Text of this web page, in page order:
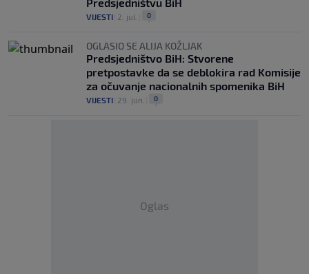
VIJESTI 2. jul. 0
OGLASIO SE ALIJA KOŽLJAK
Predsjedništvo BiH: Stvorene
pretpostavke da se deblokira rad Komisije
za očuvanje nacionalnih spomenika BiH
VIJESTI 29. jun. 0
Oglas